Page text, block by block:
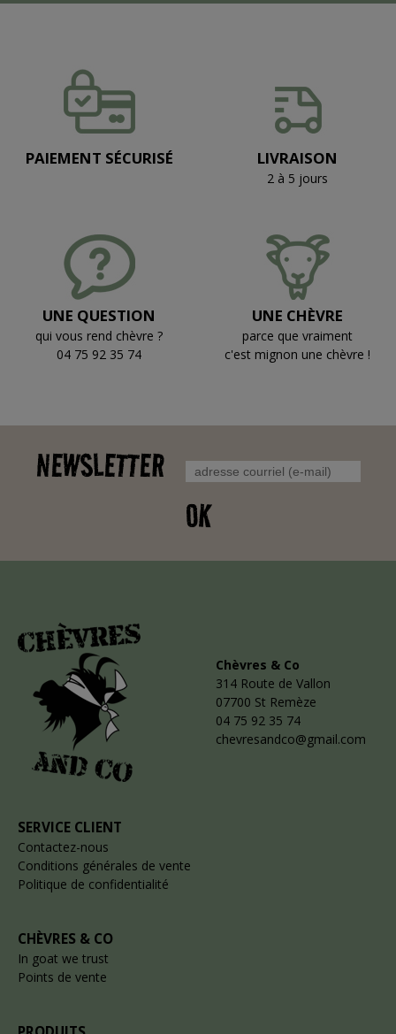
PAIEMENT SÉCURISÉ LIVRAISON
2 à 5 jours
UNE QUESTION
qui vous rend chèvre ?
04 75 92 35 74
UNE CHÈVRE
parce que vraiment
c'est mignon une chèvre !
NEWSLETTER
OK
Chèvres & Co
314 Route de Vallon
07700 St Remèze
04 75 92 35 74
chevresandco@gmail.com
SERVICE CLIENT
Contactez-nous
Conditions générales de vente
Politique de confidentialité
CHÈVRES & CO
In goat we trust
Points de vente